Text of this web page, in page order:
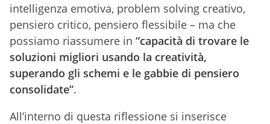
intelligenza emotiva, problem solving creativo,
pensiero critico, pensiero flessibile – ma che
possiamo riassumere in “capacità di trovare le
soluzioni migliori usando la creatività,
superando gli schemi e le gabbie di pensiero
consolidate”.
All’interno di questa riflessione si inserisce